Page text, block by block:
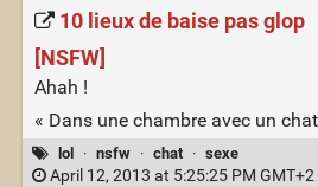
10 lieux de baise pas glop
[NSFW]
Ahah !
« Dans une chambre avec un
lol · nsfw · chat · sexe
April 12, 2013 at 5:25:25 PM GMT+2